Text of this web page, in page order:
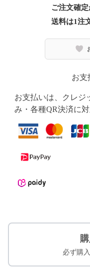
ご注文確
送料は1注
お支
お支払いは、クレジ
み・各種QR決済に
必ず購